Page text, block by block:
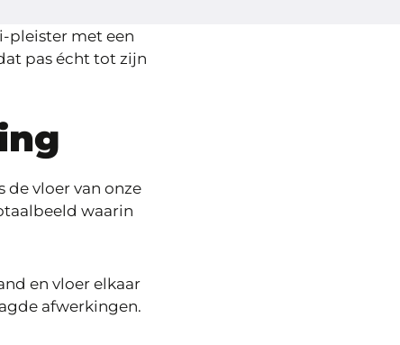
pleister met een
pas écht tot zijn
de vloer van onze
waarin
en vloer elkaar
afwerkingen.